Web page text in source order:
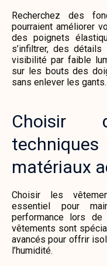
Recherchez des
pourraient améliorer
des poignets
s’infiltrer, des
visibilité par faible
sur les bouts des
sans enlever les gants.
Choisir
matériaux
Choisir les
essentiel pour
performance lors
vêtements sont
avancés pour offrir
l’humidité.